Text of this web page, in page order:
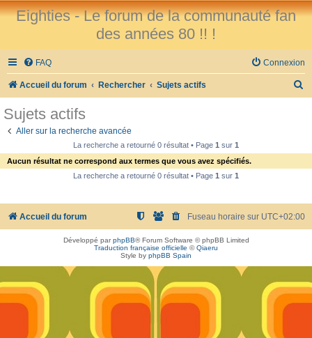
Eighties - Le forum de la communauté fan
des années 80 !! !
FAQ Connexion
Accueil du forum Rechercher Sujets actifs
e
Sujets actifs
Aller sur la recherche avancée
La recherche a retourné 0 résultat • Page 1 sur 1
Aucun résultat ne correspond aux termes que vous avez spécifiés.
La recherche a retourné 0 résultat • Page 1 sur 1
Accueil du forum Fuseau horaire sur UTC+02:00
Développé parphpBB® Forum Software © phpBB Limited
Traduction française officielle ©Qiaeru
Style by phpBB Spain